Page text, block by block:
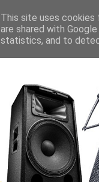
This site uses cookies
are shared with
statistics, and to